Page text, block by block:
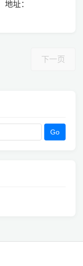
址：
下一页
Go